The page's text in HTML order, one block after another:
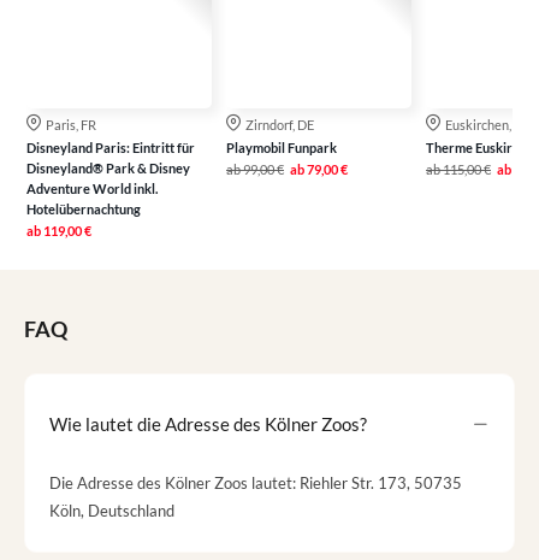
Paris, FR
Disneyland Paris: Eintritt für
Disneyland® Park & Disney
Adventure World inkl.
Hotelübernachtung
ab 119,00 €
Zirndorf, DE
Playmobil Funpark
ab99,00 € ab79,00 €
Euskirchen, DE
Therme Euskirchen
ab115,00 € ab
FAQ
Wie lautet die Adresse des Kölner Zoos?
Die Adresse des Kölner Zoos lautet: Riehler Str. 173, 50735
Köln, Deutschland